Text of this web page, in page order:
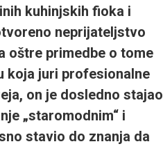
kuhinjskih fioka i
neprijateljstvo
oštre primedbe o tome
koja juri profesionalne
on je dosledno stajao
„staromodnim“ i
stavio do znanja da